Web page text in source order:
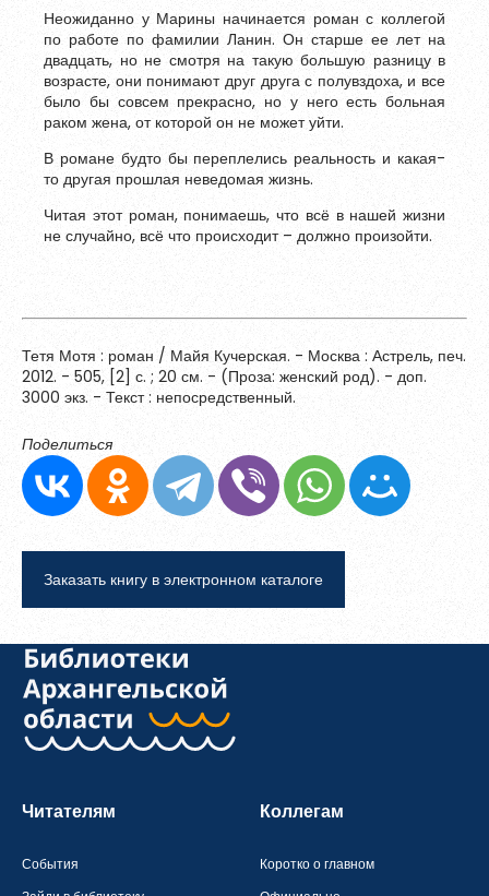
Неожиданно у Марины начинается роман с коллегой
по работе по фамилии Ланин. Он старше ее лет на
двадцать, но не смотря на такую большую разницу в
возрасте, они понимают друг друга с полувздоха, и все
было бы совсем прекрасно, но у него есть больная
раком жена, от которой он не может уйти.
В романе будто бы переплелись реальность и какая-
то другая прошлая неведомая жизнь.
Читая этот роман, понимаешь, что всё в нашей жизни
не случайно, всё что происходит – должно произойти.
Тетя Мотя : роман / Майя Кучерская. - Москва : Астрель, печ.
2012. - 505, [2] с. ; 20 см. - (Проза: женский род). - доп.
3000 экз. - Текст : непосредственный.
Поделиться
Заказать книгу в электронном каталоге
Читателям
События
Коллегам
Коротко о главном
Я согласен на обработкуперсональных данных
Я согласен справилами использования материалов,
размещённых на портале.
Зарегистрироваться
Уже зарегистрированы?Войти